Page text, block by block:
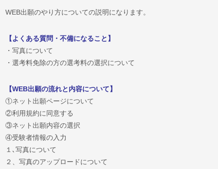
WEB出願のやり方についての説明になります。
【よくある質問・不備になること】
・写真について
・選考料免除の方の選考料の選択について
【WEB出願の流れと内容について】
①ネット出願ページについて
②利用規約に同意する
③ネット出願内容の選択
④受験者情報の入力
１､写真について
２、写真のアップロードについて